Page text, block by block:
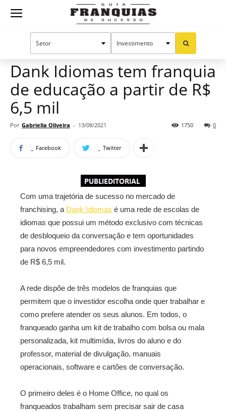
Guia
Mercado de franquias Publieditorial
Dank Idiomas tem franquia
de educação a partir de R$
6,5 mil
Por Gabriella Oliveira - 13/08/2021 0
1750
Facebook Twitter
Com uma trajetória de sucesso no mercado de
franchising, a Dank Idiomas é uma rede de escolas de
idiomas que possui um método exclusivo com técnicas
de desbloqueio da conversação e tem oportunidades
para novos empreendedores com investimento partindo
de R$ 6,5 mil.
A rede dispõe de três modelos de franquias que
permitem que o investidor escolha onde quer trabalhar e
como prefere atender os seus alunos. Em todos, o
franqueado ganha um kit de trabalho com bolsa ou mala
personalizada, kit multimídia, livros do aluno e do
professor, material de divulgação, manuais
operacionais, software e cartões de conversação.
O primeiro deles é o Home Office, no qual os
franqueados trabalham sem precisar sair de casa